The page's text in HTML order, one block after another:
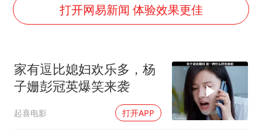
香港宏福苑火灾或由烟头引起
浙江台州《告全体市民书》
《给阿嬷的情书》售后来了
人民的健康、体质、幸福一脉相承
打开网易新闻 体验效果更佳
家有逗比媳妇欢乐多，杨
子姗彭冠英爆笑来袭
起喜电影 打开APP